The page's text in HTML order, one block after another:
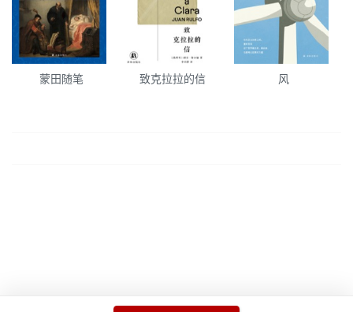
蒙田随笔 致克拉拉的信 风